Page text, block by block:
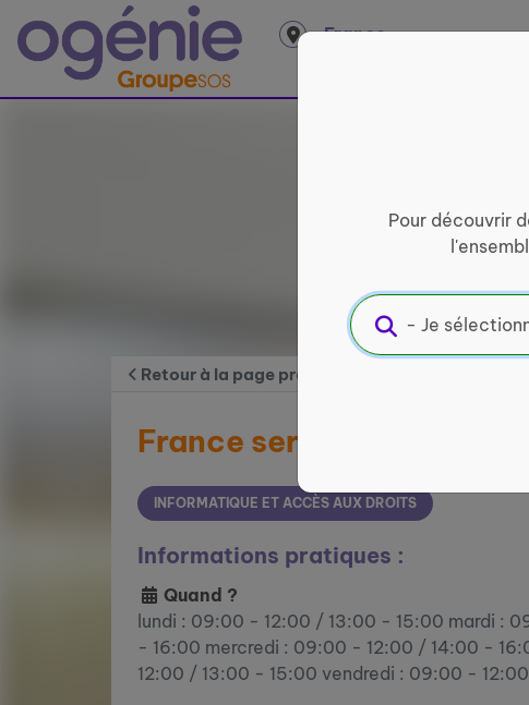
France
Pour découvrir
Retour à la page précédente
France services Nontron
INFORMATIQUE ET ACCÈS AUX DROITS
Informations pratiques :
Quand ?
lundi : 09:00 - 12:00 / 13:00 - 15:00 mardi :
- 16:00 mercredi : 09:00 - 12:00 / 14:00 -
12:00 / 13:00 - 15:00 vendredi : 09:00 -
Panneau de gestion des cookies